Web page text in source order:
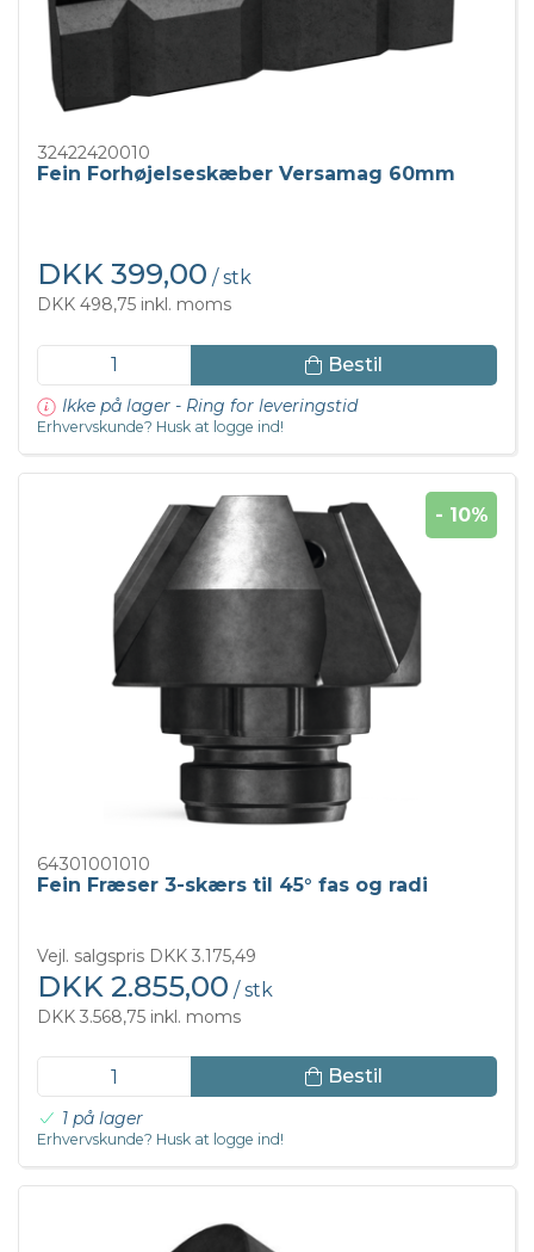
32422420010
Fein Forhøjelseskæber Versamag 60mm
DKK 399,00 / stk
DKK 498,75 inkl. moms
Bestil
Ikke på lager - Ring for leveringstid
Erhvervskunde? Husk at logge ind!
- 10%
64301001010
Fein Fræser 3-skærs til 45° fas og radi
Vejl. salgspris DKK 3.175,49
DKK 2.855,00 / stk
DKK 3.568,75 inkl. moms
Bestil
1 på lager
Erhvervskunde? Husk at logge ind!